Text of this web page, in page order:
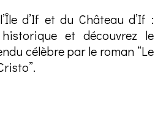
d’If et du Château d’If :
et découvrez le
célèbre par le roman “Le